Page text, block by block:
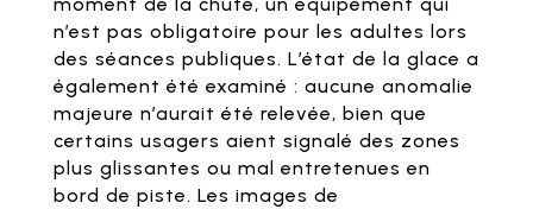
moment de la chute, un équipement qui
n’est pas obligatoire pour les adultes lors
des séances publiques. L’état de la glace a
également été examiné : aucune anomalie
majeure n’aurait été relevée, bien que
certains usagers aient signalé des zones
plus glissantes ou mal entretenues en
bord de piste. Les images de